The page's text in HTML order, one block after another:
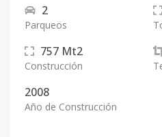
2
Parqueos
757 Mt2
Construcción
2008
Año de Construcción